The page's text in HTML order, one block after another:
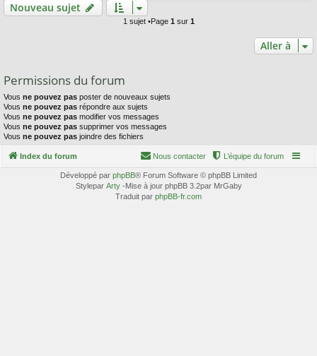
Nouveau sujet
1 sujet •Page 1 sur 1
Aller à
Permissions du forum
Vous ne pouvez pas poster de nouveaux sujets
Vous ne pouvez pas répondre aux sujets
Vous ne pouvez pas modifier vos messages
Vous ne pouvez pas supprimer vos messages
Vous ne pouvez pas joindre des fichiers
Index du forum L’équipe du forum
Nous contacter
Développé par phpBB® Forum Software © phpBB Limited
Stylepar Arty-Mise à jour phpBB 3.2par MrGaby
Traduit par phpBB-fr.com